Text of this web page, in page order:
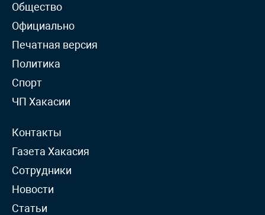
Общество
Официально
Печатная версия
Политика
Спорт
ЧП Хакасии
Контакты
Газета Хакасия
Сотрудники
Новости
Статьи